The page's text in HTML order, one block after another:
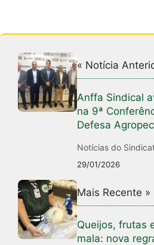
« Notícia
Anffa Sindical
na 9ª
Defesa
Notícias do
29/01/2026
Mais Recente »
Queijos, frutas
mala: nova